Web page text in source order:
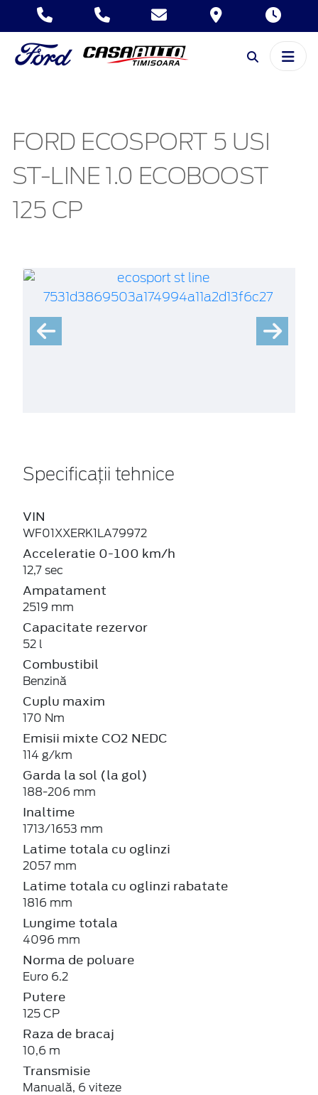
FORD ECOSPORT 5 USI
ST-LINE 1.0 ECOBOOST
125 CP
Specificații tehnice
VIN
WF01XXERK1LA79972
Acceleratie 0-100 km/h
12,7 sec
Ampatament
2519 mm
Capacitate rezervor
52 l
Combustibil
Benzină
Cuplu maxim
170 Nm
Emisii mixte CO2 NEDC
114 g/km
Garda la sol (la gol)
188-206 mm
Inaltime
1713/1653 mm
Latime totala cu oglinzi
2057 mm
Latime totala cu oglinzi rabatate
1816 mm
Lungime totala
4096 mm
Norma de poluare
Euro 6.2
Putere
125 CP
Raza de bracaj
10,6 m
Transmisie
Manuală, 6 viteze